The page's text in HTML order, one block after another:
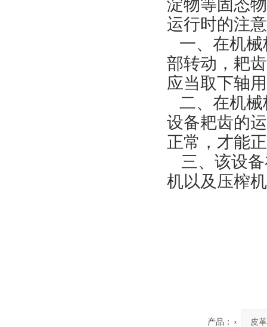
淀物等固态
运行时的注
一、在机械
部转动，耙
应当取下轴
二、在机
设备耙齿的
正常，才能
三、 该设
机以及压榨
产品：